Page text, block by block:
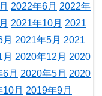
2022年6月 2022年
2021年10月 2021
2021年5月 2021
2020年12月 2020
月 2020年5月 2020
月 2019年9月